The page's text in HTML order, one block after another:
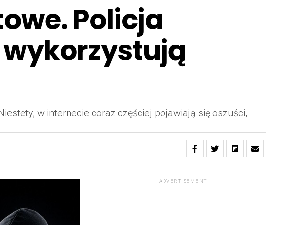
Policja
w internecie coraz częściej pojawiają się oszuści,
ADVERTISEMENT